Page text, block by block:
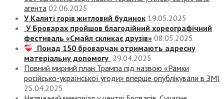
агента 02.06.2025
У Калиті горів житловий будинок 19.05.2025
У Броварах пройшов благодійний хореографічний
фестиваль «Смайл скликає друзів» 08.05.2025
Понад 150 броварчан отримають адресну
матеріальну допомогу 29.04.2025
Повний мирний план Трампа під назвою «‎Рамки
російсько-української угоди» вперше опублікували в ЗМІ
25.04.2025